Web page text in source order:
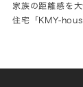
家族の距離感を
住宅「KMY-